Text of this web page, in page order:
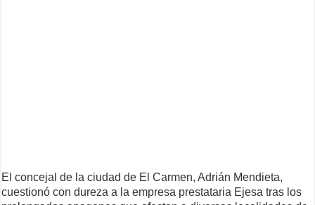
El concejal de la ciudad de El Carmen, Adrián Mendieta,
cuestionó con dureza a la empresa prestataria Ejesa tras los